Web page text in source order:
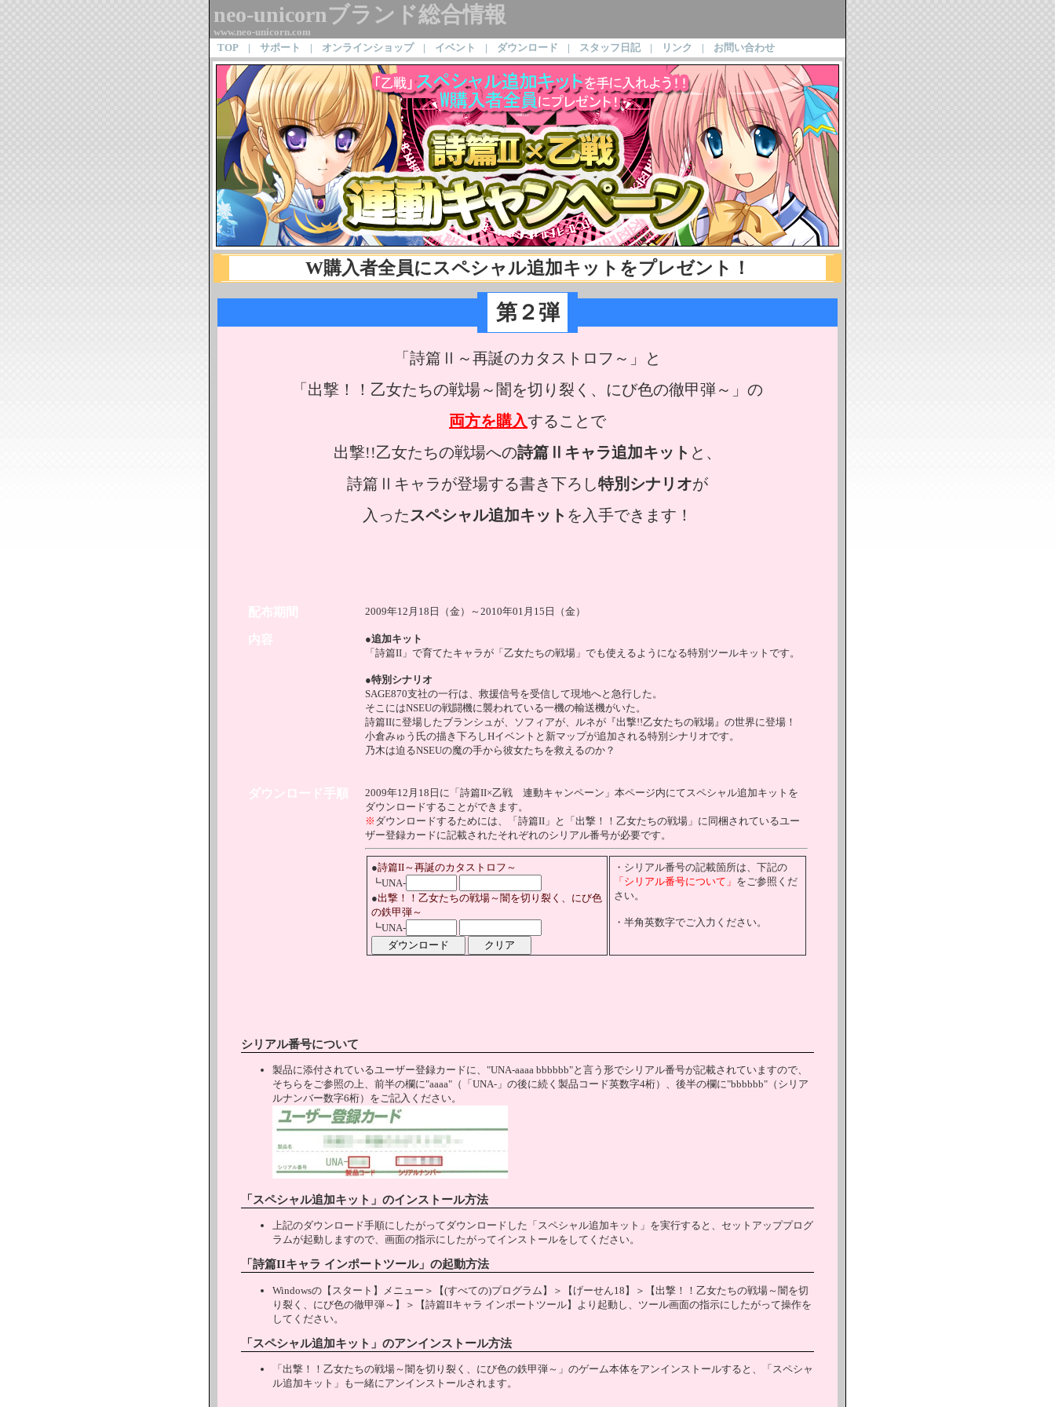
neo-unicornブランド総合情報
www.neo-unicorn.com
TOP
| サポート | オンラインショップ | イベント | ダウンロード | スタッフ日記 | リンク | お問い合わせ
W購入者全員にスペシャル追加キットをプレゼント！
第２弾
「詩篇Ⅱ～再誕のカタストロフ～」と
「出撃！！乙女たちの戦場～闇を切り裂く、にび色の徹甲弾～」の
両方を購入することで
出撃!!乙女たちの戦場への詩篇Ⅱキャラ追加キット と、
詩篇Ⅱキャラが登場する書き下ろし特別シナリオが
入ったスペシャル追加キット を入手できます！
配布期間 2009年12月18日（金）～2010年01月15日（金）
内容
●追加キット
「詩篇II」で育てたキャラが「乙女たちの戦場」でも使えるようになる特別ツールキットです。
●特別シナリオ
SAGE870支社の一行は、救援信号を受信して現地へと急行した。
そこにはNSEUの戦闘機に襲われている一機の輸送機がいた。
詩篇IIに登場したブランシュが、ソフィアが、ルネが『出撃!!乙女たちの戦場』の世界に登場！
小倉みゅう氏の描き下ろしHイベントと新マップが追加される特別シナリオです。
乃木は迫るNSEUの魔の手から彼女たちを救えるのか？
ダウンロード手順
2009年12月18日に「詩篇II×乙戦 連動キャンペーン」本ページ内にてスペシャル追加キットを
ダウンロードすることができます。
※ ダウンロードするためには、「詩篇II」と「出撃！！乙女たちの戦場」に同梱されているユー
ザー登録カードに記載されたそれぞれのシリアル番号が必要です。
●詩篇II～再誕のカタストロフ～
┗UNA-
●出撃！！乙女たちの戦場～闇を切り裂く、にび色
の鉄甲弾～
┗UNA-
・シリアル番号の記載箇所は、下記の
「シリアル番号について」 をご参照くだ
さい。
・半角英数字でご入力ください。
シリアル番号について
製品に添付されているユーザー登録カードに、"UNA-aaaa bbbbbb"と言う形でシリアル番号が記載されていますので、
そちらをご参照の上、前半の欄に"aaaa"（「UNA-」の後に続く製品コード英数字4桁）、後半の欄に"bbbbbb"（シリア
ルナンバー数字6桁）をご記入ください。
「スペシャル追加キット」のインストール方法
上記のダウンロード手順にしたがってダウンロードした「スペシャル追加キット」を実行すると、セットアッププログ
ラムが起動しますので、画面の指示にしたがってインストールをしてください。
「詩篇IIキャラ インポートツール」の起動方法
Windowsの【スタート】メニュー＞【(すべての)プログラム】＞【げーせん18】＞【出撃！！乙女たちの戦場～闇を切
り裂く、にび色の徹甲弾～】＞【詩篇IIキャラ インポートツール】より起動し、ツール画面の指示にしたがって操作を
してください。
「スペシャル追加キット」のアンインストール方法
「出撃！！乙女たちの戦場～闇を切り裂く、にび色の鉄甲弾～」のゲーム本体をアンインストールすると、「スペシャ
ル追加キット」も一緒にアンインストールされます。